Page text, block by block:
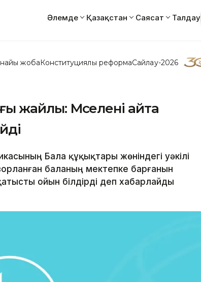
Әлемде Қазақстан Саясат Талдау
жобаКонституциялық реформаСайлау-2026
жайлы: Мәселені айта
Бала құқықтары жөніндегі уәкілі
баланың мектепке барғанын
ойын білдірді деп хабарлайды